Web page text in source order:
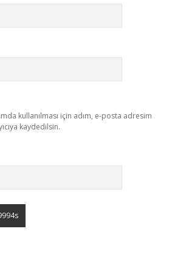
kullanılması için adım, e-posta adresim
kaydedilsin.